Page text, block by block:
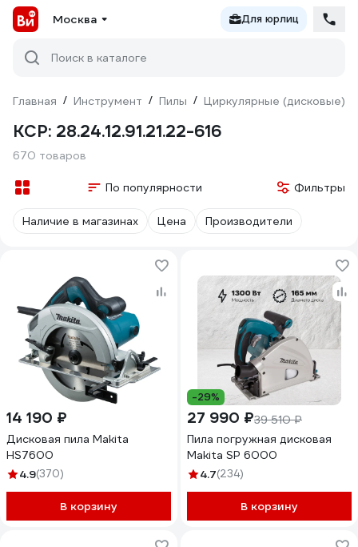
Москва Для юрлиц
Поиск в каталоге
Главная / Инструмент / Пилы / Циркулярные (дисковые)
КСР: 28.24.12.91.21.22-616
670 товаров
По популярности Фильтры
Наличие в магазинах Цена Производители
14 190 ₽
Дисковая пила Makita
HS7600
4.9(370)
В корзину
-29%
27 990 ₽39 510 ₽
Пила погружная дисковая
Makita SP 6000
4.7(234)
В корзину